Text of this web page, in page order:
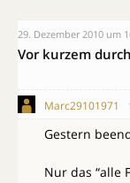
29. Dezember 2010 um
Vor kurzem
Marc29101971
Gestern
Nur das “alle